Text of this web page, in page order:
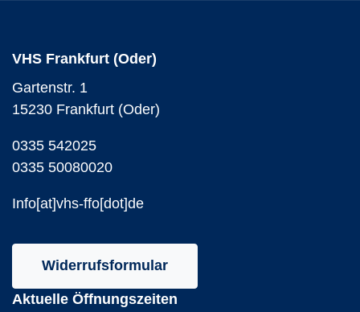
VHS Frankfurt (Oder)
Gartenstr. 1
15230 Frankfurt (Oder)
0335 542025
0335 50080020
Info[at]vhs-ffo[dot]de
Widerrufsformular
Aktuelle Öffnungszeiten